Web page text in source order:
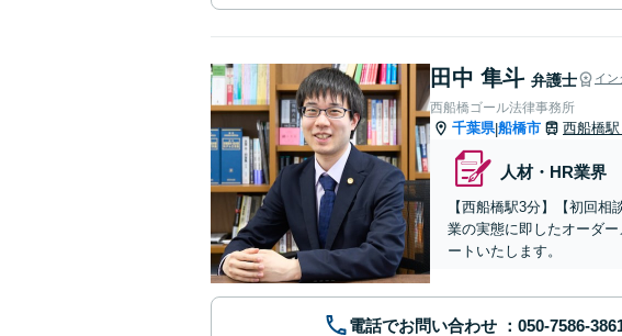
田中 隼斗 弁護士 イン
西船橋ゴール法律事務所
千葉県|船橋市 西船橋駅
人材・HR業界
【西船橋駅3分】【初回
業の実態に即したオーダ
ートいたします。
電話でお問い合わせ